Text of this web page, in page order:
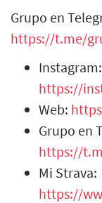
Grupo en
https://t.me/
Instagram:
https://
Web:
Grupo en
https://
Mi Strava:
https://